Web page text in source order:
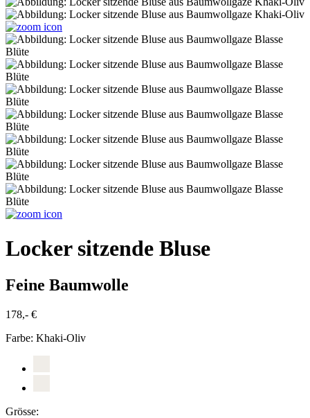
Locker sitzende Bluse
Feine Baumwolle
178,- €
Farbe: Khaki-Oliv
Grösse: